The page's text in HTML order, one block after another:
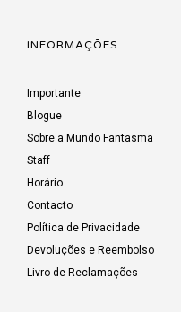
INFORMAÇÕES
Importante
Blogue
Sobre a Mundo Fantasma
Staff
Horário
Contacto
Política de Privacidade
Devoluções e Reembolso
Livro de Reclamações